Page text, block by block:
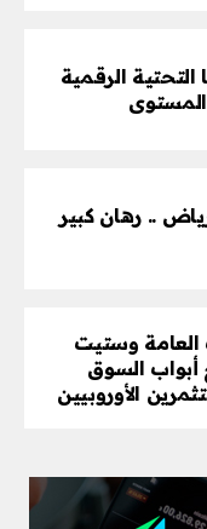
التحتية الرقمية
المستوى
.. رهان كبير
العامة وستيت
السوق
الأوروبيين